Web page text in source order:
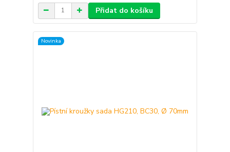
Přidat do košíku
Novinka